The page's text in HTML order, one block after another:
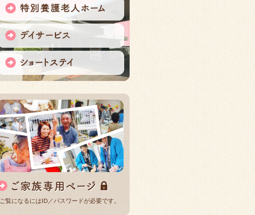
ご覧になるにはID／パスワードが必要です。